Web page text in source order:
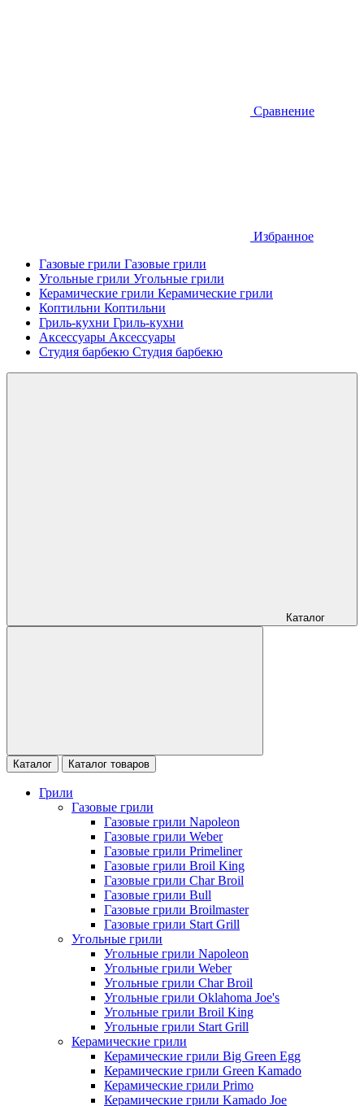
Сравнение
Избранное
Газовые грили Газовые грили
Угольные грили Угольные грили
Керамические грили Керамические грили
Коптильни Коптильни
Гриль-кухни Гриль-кухни
Аксессуары Аксессуары
Студия барбекю Студия барбекю
Каталог
Каталог Каталог товаров
Грили
Газовые грили
Газовые грили Napoleon
Газовые грили Weber
Газовые грили Primeliner
Газовые грили Broil King
Газовые грили Char Broil
Газовые грили Bull
Газовые грили Broilmaster
Газовые грили Start Grill
Угольные грили
Угольные грили Napoleon
Угольные грили Weber
Угольные грили Char Broil
Угольные грили Oklahoma Joe's
Угольные грили Broil King
Угольные грили Start Grill
Керамические грили
Керамические грили Big Green Egg
Керамические грили Green Kamado
Керамические грили Primo
Керамические грили Kamado Joe